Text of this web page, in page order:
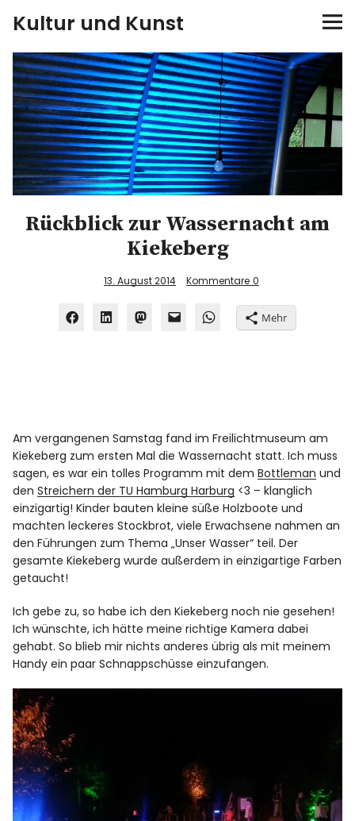
Kultur und Kunst
kultur & kunst
Ausstellungen
Spiele
Konzerte
Museen bei…
Bloggerreisen
Über mich
Rückblick zur Wassernacht am
Kiekeberg
13. August 2014 Kommentare 0
Mehr
Am vergangenen Samstag fand imFreilichtmuseum am
Kiekeberg zum ersten Mal die Wassernacht statt. Ich muss
sagen, es war ein tolles Programm mit demBottleman und
denStreichern der TU Hamburg Harburg <3 – klanglich
einzigartig! Kinder bauten kleine süße Holzboote und
machten leckeres Stockbrot, viele Erwachsene nahmen an
den Führungen zum Thema „Unser Wasser“ teil. Der
gesamte Kiekeberg wurde außerdem in einzigartige Farben
getaucht!
Ich gebe zu, so habe ich den Kiekeberg noch nie gesehen!
Ich wünschte, ich hätte meine richtige Kamera dabei
gehabt. So blieb mir nichts anderes übrig als mit meinem
Handy ein paar Schnappschüsse einzufangen.